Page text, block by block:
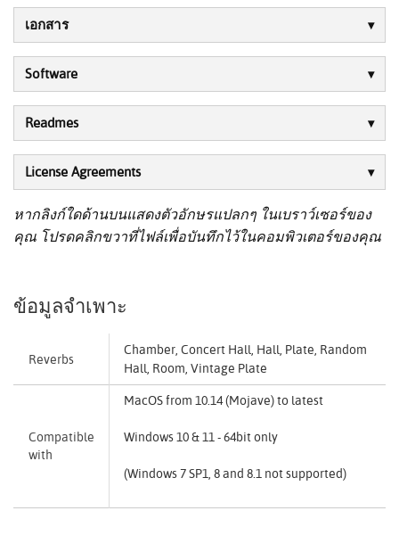
เอกสาร
Software
Readmes
License Agreements
หากลิงก์ใดด้านบนแสดงตัวอักษรแปลกๆ ในเบราว์เซอร์ของ
คุณ โปรดคลิกขวาที่ไฟล์เพื่อบันทึกไว้ในคอมพิวเตอร์ของคุณ
ข้อมูลจำเพาะ
Reverbs
Chamber, Concert Hall, Hall, Plate, Random
Hall, Room, Vintage Plate
Compatible
with
MacOS from 10.14 (Mojave) to latest
Windows 10 & 11 - 64bit only
(Windows 7 SP1, 8 and 8.1 not supported)